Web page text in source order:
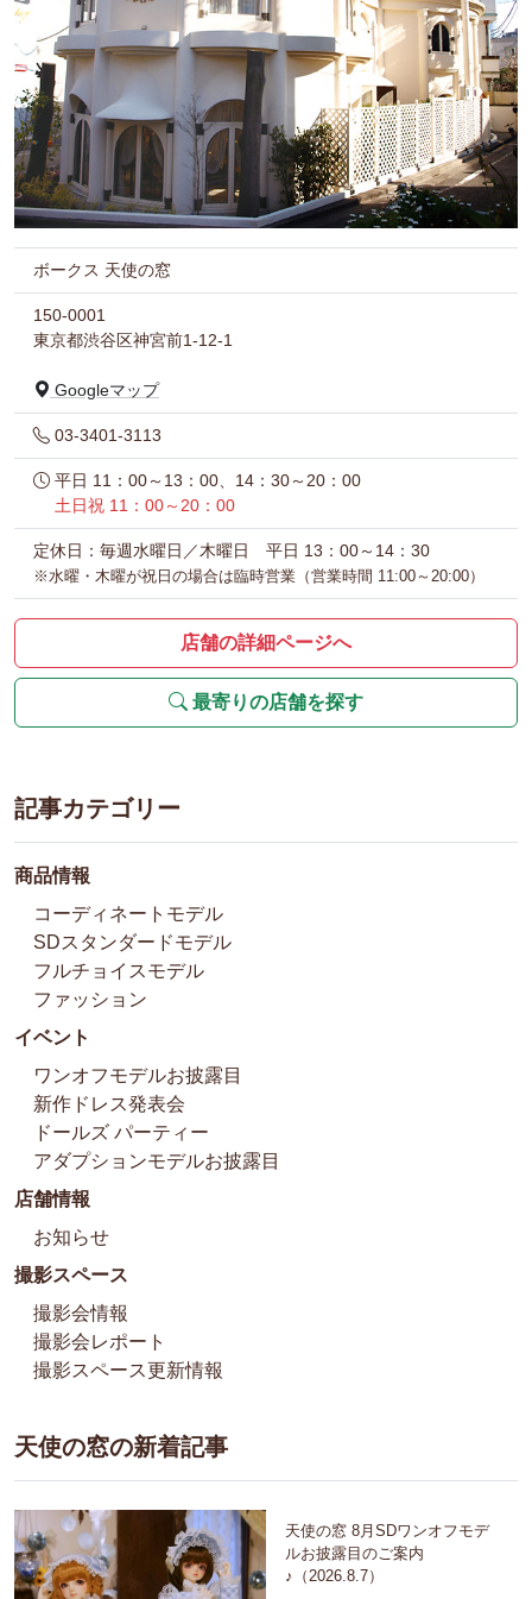
ボークス 天使の窓
150-0001
東京都渋谷区神宮前1-12-1
Googleマップ
03-3401-3113
平日 11：00～13：00、14：30～20：00
土日祝 11：00～20：00
定休日：毎週水曜日／木曜日 平日 13：00～14：30
※水曜・木曜が祝日の場合は臨時営業（営業時間 11:00～20:00）
店舗の詳細ページへ
最寄りの店舗を探す
記事カテゴリー
商品情報
コーディネートモデル
SDスタンダードモデル
フルチョイスモデル
ファッション
イベント
ワンオフモデルお披露目
新作ドレス発表会
ドールズ パーティー
アダプションモデルお披露目
店舗情報
お知らせ
撮影スペース
撮影会情報
撮影会レポート
撮影スペース更新情報
天使の窓の新着記事
天使の窓 8月SDワンオフモデ
ルお披露目のご案内
♪（2026.8.7）